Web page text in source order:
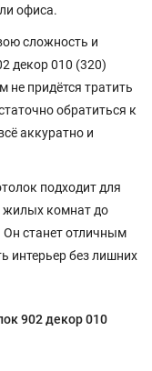
офиса.
сложность и
декор 010 (320)
не придётся тратить
обратиться к
аккуратно и
подходит для
жилых комнат до
станет отличным
интерьер без лишних
902 декор 010